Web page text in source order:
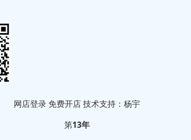
网店登录 免费开店技术支持：杨宇
第13年